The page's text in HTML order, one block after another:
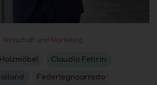
Wirtschaft und Marketing
Claudio Feltrin
Federlegnoarredo